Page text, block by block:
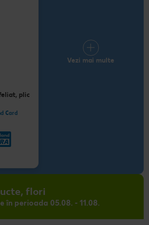
plic
Card
Vezi mai multe
flori
în perioada 05.08. - 11.08.